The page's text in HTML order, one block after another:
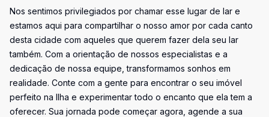
Nos sentimos privilegiados por chamar esse lugar de lar e
estamos aqui para compartilhar o nosso amor por cada canto
desta cidade com aqueles que querem fazer dela seu lar
também. Com a orientação de nossos especialistas e a
dedicação de nossa equipe, transformamos sonhos em
realidade. Conte com a gente para encontrar o seu imóvel
perfeito na Ilha e experimentar todo o encanto que ela tem a
oferecer. Sua jornada pode começar agora, agende a sua